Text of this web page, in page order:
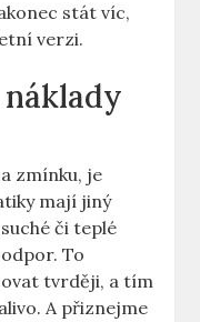
stát víc,
verzi.
zmínku, je
mají jiný
či teplé
To
tvrději, a tím
A přiznejme